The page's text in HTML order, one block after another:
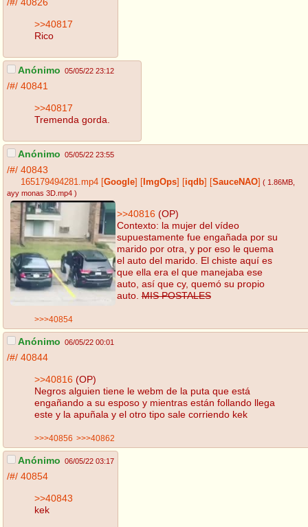
/#/ 40826
>>40817
Rico
Anónimo 05/05/22 23:12
/#/ 40841
>>40817
Tremenda gorda.
Anónimo 05/05/22 23:55
/#/ 40843
165179494281.mp4 Google ImgOps iqdb SauceNAO ( 1.86MB
ayy monas 3D.mp4 )
>>40816 (OP)
Contexto: la mujer del vídeo
supuestamente fue engañada por su
marido por otra, y por eso le quema
el auto del marido. El chiste aquí es
que ella era el que manejaba ese
auto, así que cy, quemó su propio
auto.MIS POSTALES
>>>40854
Anónimo 06/05/22 00:01
/#/ 40844
>>40816 (OP)
Negros alguien tiene le webm de la puta que está
engañando a su esposo y mientras están follando llega
este y la apuñala y el otro tipo sale corriendo kek
>>>40856 >>>40862
Anónimo 06/05/22 03:17
/#/ 40854
>>40843
kek